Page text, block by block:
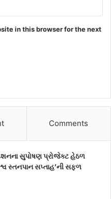
in this browser for the next
Comments
સુપોષણ પ્રોજેક્ટ હેઠળ
સ્તનપાન સપ્તાહ’ની સફળ